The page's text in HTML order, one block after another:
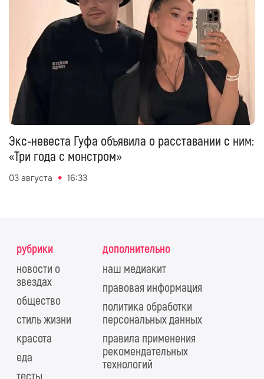
Экс-невеста Гуфа объявила о расставании с ним:
«Три года с монстром»
03 августа 16:33
рубрики
новости о
звездах
общество
стиль жизни
красота
еда
дополнительно
наш медиакит
правовая информация
политика обработки
персональных данных
правила применения
рекомендательных
технологий